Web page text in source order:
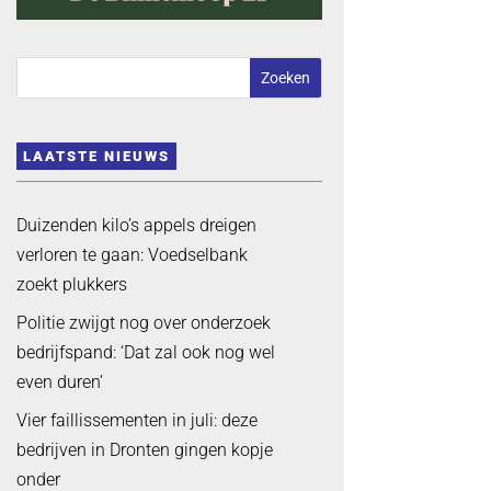
LAATSTE NIEUWS
Duizenden kilo’s appels dreigen
verloren te gaan: Voedselbank
zoekt plukkers
Politie zwijgt nog over onderzoek
bedrijfspand: ‘Dat zal ook nog wel
even duren’
Vier faillissementen in juli: deze
bedrijven in Dronten gingen kopje
onder